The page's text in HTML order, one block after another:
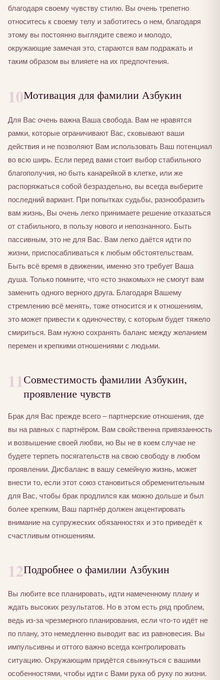
благодаря своему чувству стилю. Вы очень трепетно
относитесь к своему телу и заботитесь о нем, благодаря
этому вы постоянно выглядите свежо и молодо,
окружающие замечая это, стараются вам подражать и
таким образом вы влияете на их предпочтения.
10Мотивация для фамилии Азбукин
Для Вас очень важна Ваша свобода. Вам не нравятся
рамки, которые ограничивают Вас, сковывают ваши
действия и не позволяют Вам использовать Ваш потенциал
во всю ширь. Если перед вами стоит выбор стабильного
благополучия, но быть канарейкой в клетке, или же
распоряжаться собой безраздельно, вы всегда выберите
последний вариант. При попытках судьбы, разнообразить
вам жизнь, Вы очень легко принимаете решение отказаться
от стабильного, в пользу нового и непознанного. Быть
пассивным, это не для Вас. Вам легко даётся идти по
жизни, приспосабливаться к любым обстоятельствам.
Быть всё время в движении, именно это требует Ваша
душа. Только помните, что «сто знакомых» не смогут вам
заменить одного верного друга. Благодаря Вашему
стремлению всё менять, тоже относится и к отношениям,
это может привести к одиночеству, с которым будет тяжело
смириться. Вам нужно сохранять баланс между желанием
перемен и крепкими отношениями с людьми.
11Совместимость фамилии Азбукин,
проявление чувств
Брак для Вас прежде всего – партнерские отношения, где
вы на равных с партнёром. Вам свойственна привязанность
и возвышение своей любви, но Вы не в коем случае не
будете терпеть посягательств на свою свободу в любом
проявлении. Дисбаланс в вашу семейную жизнь, может
внести то, если этот союз становиться обременительным
для Вас, чтобы брак продлился как можно дольше и был
более крепким, Ваш партнёр должен акцентировать
внимание на супружеских обязанностях и это приведёт к
счастливым отношениям.
12Подробнее о фамилии Азбукин
Вы любите все планировать, идти намеченному плану и
ждать высоких результатов. Но в этом есть ряд проблем,
ведь из-за чрезмерного планирования, если что-то идёт не
по плану, это немедленно выводит вас из равновесия. Вы
импульсивны и оттого важно всегда контролировать
ситуацию. Окружающим придётся свыкнуться с вашими
особенностями, чтобы идти с Вами рука об руку по жизни.